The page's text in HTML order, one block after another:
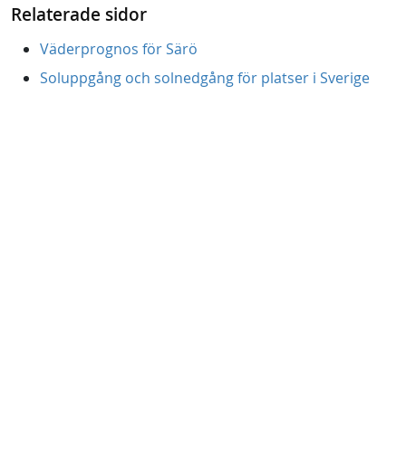
Relaterade sidor
Väderprognos för Särö
Soluppgång och solnedgång för platser i Sverige